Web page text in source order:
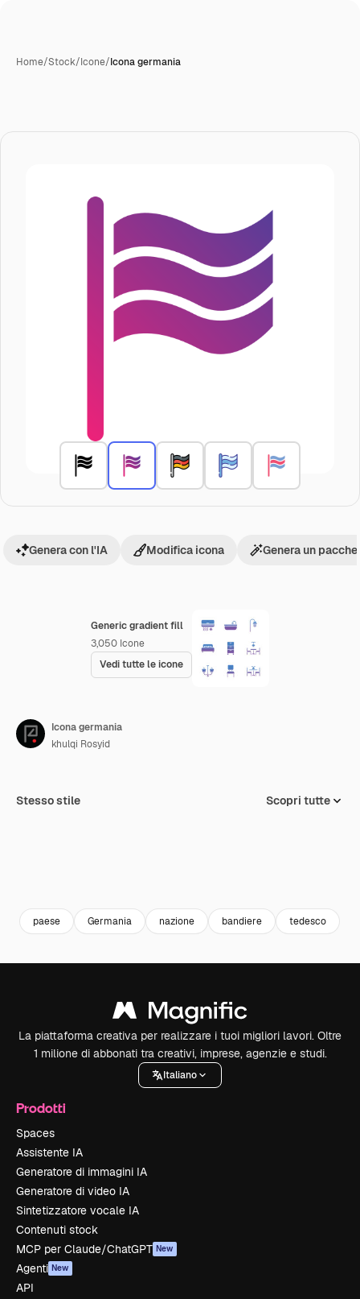
Home/Stock/Icone/Icona germania
Generic gradient fill
3,050 Icone
Vedi tutte le icone
Genera con l'IA Modifica icona Genera un
Icona germania
khulqi Rosyid
Stesso stile Scopri tutte
paese Germania nazione bandiere tedesco
La piattaforma creativa per realizzare i tuoi migliori lavori. Oltre
1 milione di abbonati tra creativi, imprese, agenzie e studi.
Italiano
Prodotti
Spaces
Assistente IA
Generatore di immagini IA
Generatore di video IA
Sintetizzatore vocale IA
Contenuti stock
MCP per Claude/ChatGPT New
Agenti New
API